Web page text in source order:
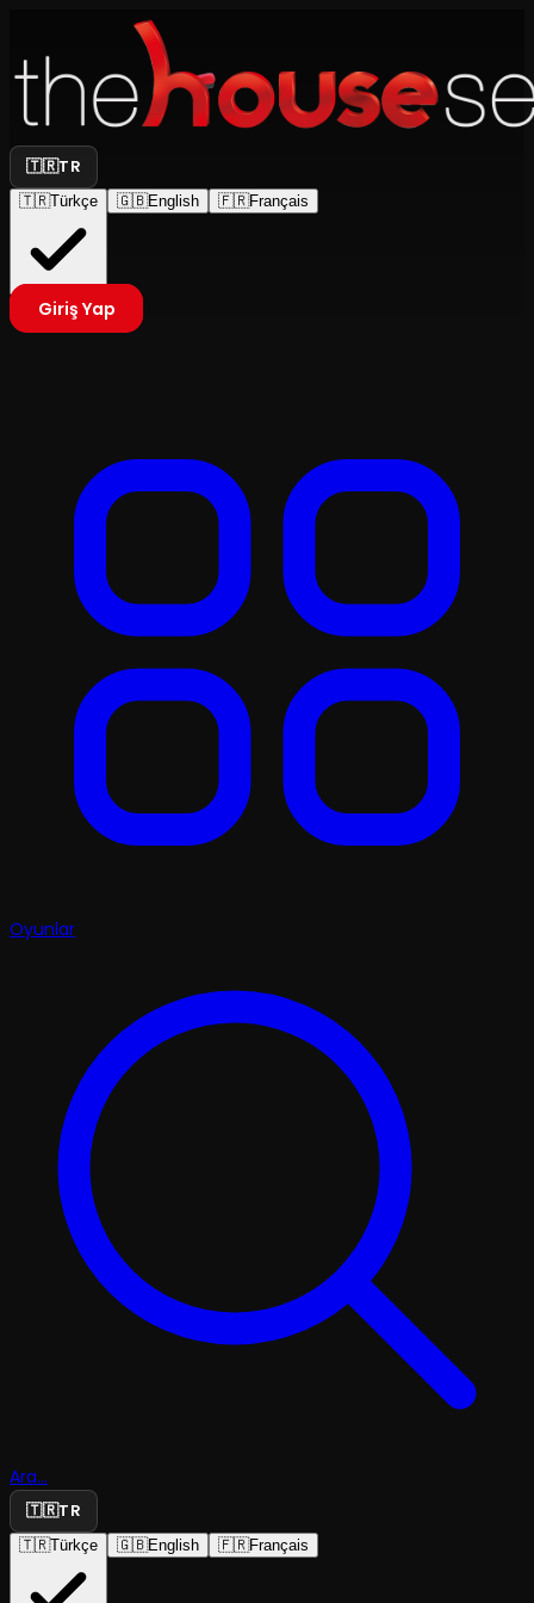
🇹🇷TR
🇹🇷Türkçe 🇬🇧English 🇫🇷Français
Giriş Yap
Oyunlar
Ara...
🇹🇷TR
🇹🇷Türkçe 🇬🇧English 🇫🇷Français